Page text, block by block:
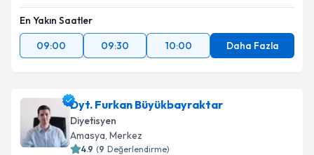
En Yakın Saatler
09:00
09:30 10:00 Daha Fazla
Dyt. Furkan Büyükbayraktar
Diyetisyen
Amasya, Merkez
4.9 (9 Değerlendirme)